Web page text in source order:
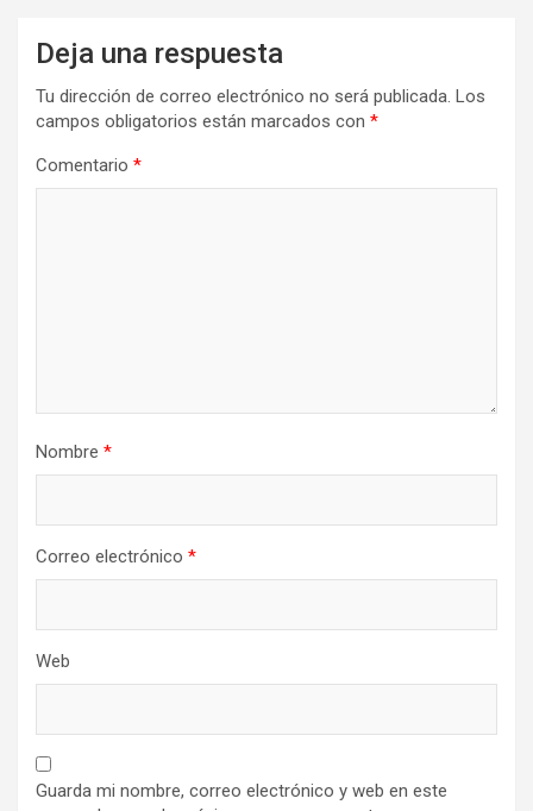
Deja una respuesta
Tu dirección de correo electrónico no será publicada. Los
campos obligatorios están marcados con *
Comentario *
Nombre *
Correo electrónico *
Web
Guarda mi nombre, correo electrónico y web en este